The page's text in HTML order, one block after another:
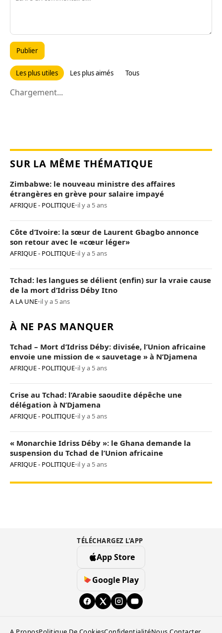
Publier
Les plus utiles Les plus aimés Tous
Chargement...
SUR LA MÊME THÉMATIQUE
Zimbabwe: le nouveau ministre des affaires
étrangères en grève pour salaire impayé
AFRIQUE - POLITIQUE•il y a 5 ans
Côte d’Ivoire: la sœur de Laurent Gbagbo annonce
son retour avec le «cœur léger»
AFRIQUE - POLITIQUE•il y a 5 ans
Tchad: les langues se délient (enfin) sur la vraie cause
de la mort d’Idriss Déby Itno
A LA UNE•il y a 5 ans
À NE PAS MANQUER
Tchad – Mort d’Idriss Déby: divisée, l’Union africaine
envoie une mission de « sauvetage » à N’Djamena
AFRIQUE - POLITIQUE•il y a 5 ans
Crise au Tchad: l’Arabie saoudite dépêche une
délégation à N’Djamena
AFRIQUE - POLITIQUE•il y a 5 ans
« Monarchie Idriss Déby »: le Ghana demande la
suspension du Tchad de l’Union africaine
AFRIQUE - POLITIQUE•il y a 5 ans
TÉLÉCHARGEZ L’APP
App Store
Google Play